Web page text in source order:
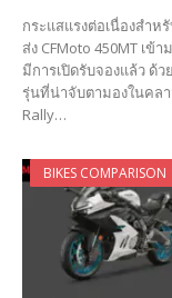
กระแสแรงต่อเนื่องสำห
ส่ง CFMoto 450MT เข้
มีการเปิดรับจองแล้ว ด้ว
รุ่นที่น่าจับตามองในคล
Rally…
BIKES COMPARISON